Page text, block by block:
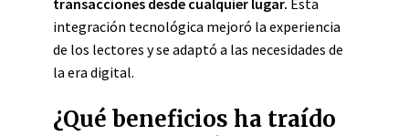
transacciones desde cualquier lugar. Esta
integración tecnológica mejoró la experiencia
de los lectores y se adaptó a las necesidades de
la era digital.
¿Qué beneficios ha traído